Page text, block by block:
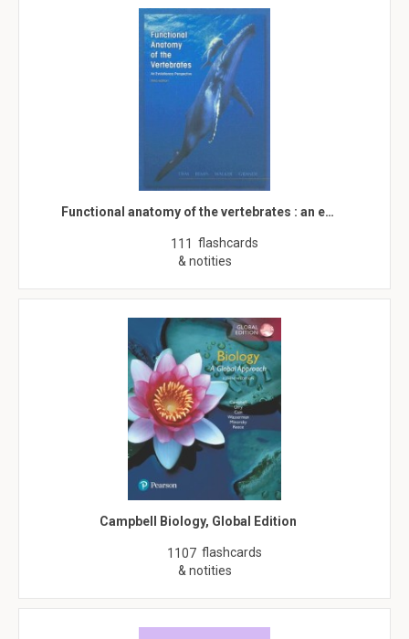
Functional anatomy of the vertebrates : an e…
111 flashcards
& notities
Campbell Biology, Global Edition
1107 flashcards
& notities